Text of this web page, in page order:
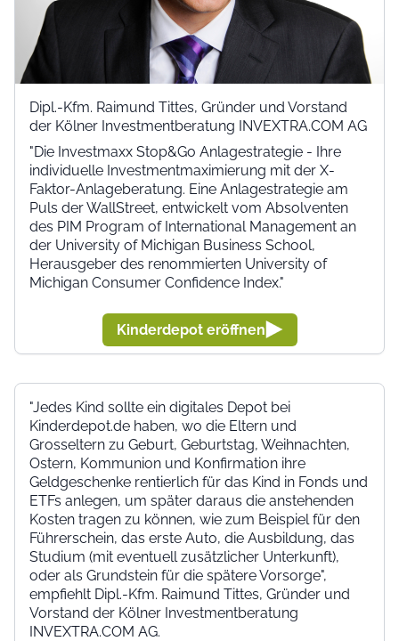
Dipl.-Kfm. Raimund Tittes, Gründer und Vorstand
der Kölner Investmentberatung INVEXTRA.COM AG
"Die Investmaxx Stop&Go Anlagestrategie - Ihre
individuelle Investmentmaximierung mit der X-
Faktor-Anlageberatung. Eine Anlagestrategie am
Puls der WallStreet, entwickelt vom Absolventen
des PIM Program of International Management an
der University of Michigan Business School,
Herausgeber des renommierten University of
Michigan Consumer Confidence Index."
Kinderdepot eröffnen
"Jedes Kind sollte ein digitales Depot bei
Kinderdepot.de haben, wo die Eltern und
Grosseltern zu Geburt, Geburtstag, Weihnachten,
Ostern, Kommunion und Konfirmation ihre
Geldgeschenke rentierlich für das Kind in Fonds und
ETFs anlegen, um später daraus die anstehenden
Kosten tragen zu können, wie zum Beispiel für den
Führerschein, das erste Auto, die Ausbildung, das
Studium (mit eventuell zusätzlicher Unterkunft),
oder als Grundstein für die spätere Vorsorge",
empfiehlt Dipl.-Kfm. Raimund Tittes, Gründer und
Vorstand der Kölner Investmentberatung
INVEXTRA.COM AG.